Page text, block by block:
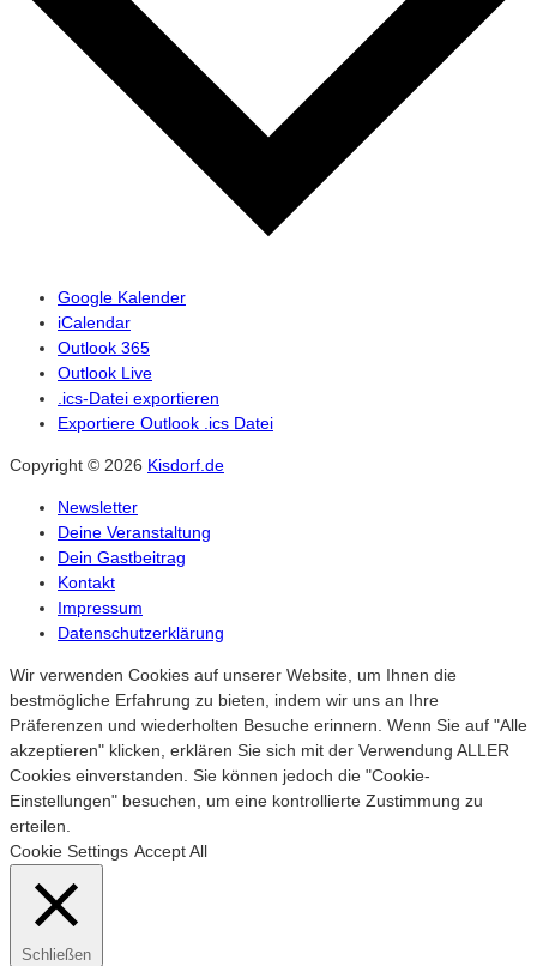
Google Kalender
iCalendar
Outlook 365
Outlook Live
.ics-Datei exportieren
Exportiere Outlook .ics Datei
Copyright © 2026 Kisdorf.de
Newsletter
Deine Veranstaltung
Dein Gastbeitrag
Kontakt
Impressum
Datenschutzerklärung
Wir verwenden Cookies auf unserer Website, um Ihnen die
bestmögliche Erfahrung zu bieten, indem wir uns an Ihre
Präferenzen und wiederholten Besuche erinnern. Wenn Sie auf "Alle
akzeptieren" klicken, erklären Sie sich mit der Verwendung ALLER
Cookies einverstanden. Sie können jedoch die "Cookie-
Einstellungen" besuchen, um eine kontrollierte Zustimmung zu
erteilen.
Cookie Settings Accept All
Schließen